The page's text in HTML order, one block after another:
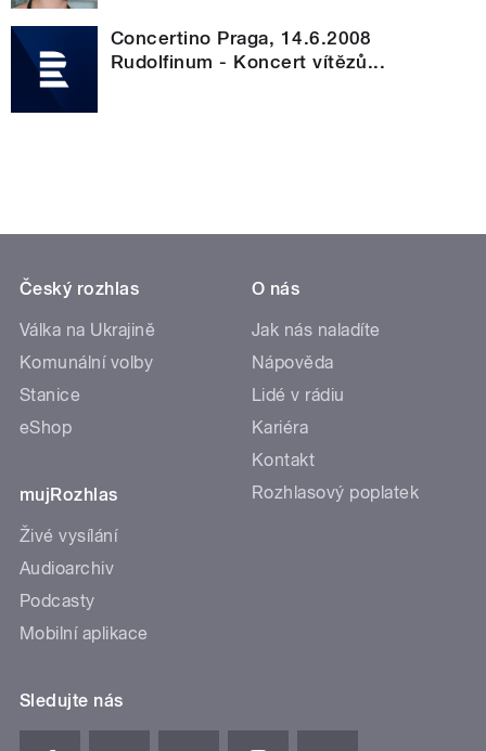
Concertino Praga, 14.6.2008
Rudolfinum - Koncert vítězů...
Český rozhlas
Válka na Ukrajině
Komunální volby
Stanice
eShop
mujRozhlas
Živé vysílání
Audioarchiv
Podcasty
Mobilní aplikace
O nás
Jak nás naladíte
Nápověda
Lidé v rádiu
Kariéra
Kontakt
Rozhlasový poplatek
Sledujte nás